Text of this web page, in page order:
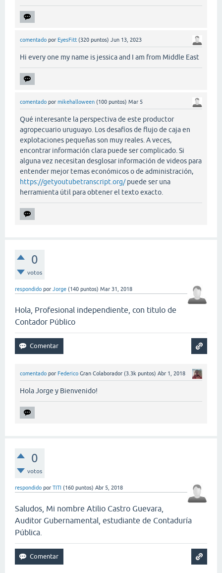
comentado por EyesFitt (320 puntos) Jun 13, 2023
Hi every one my name is jessica and I am from Middle East
comentado por mikehalloween (100 puntos) Mar 5
Qué interesante la perspectiva de este productor
agropecuario uruguayo. Los desafíos de flujo de caja en
explotaciones pequeñas son muy reales. A veces,
encontrar información clara puede ser complicado. Si
alguna vez necesitan desglosar información de videos para
entender mejor temas económicos o de administración,
https://getyoutubetranscript.org/puede ser una
herramienta útil para obtener el texto exacto.
0
votos
respondido por Jorge (140 puntos) Mar 31, 2018
Hola, Profesional independiente, con titulo de
Contador Público
comentado por Federico Gran Colaborador (3.3k puntos) Abr 1, 2018
Hola Jorge y Bienvenido!
0
votos
respondido por TITI (160 puntos) Abr 5, 2018
Saludos, Mi nombre Atilio Castro Guevara,
Auditor Gubernamental, estudiante de Contaduría
Pública.